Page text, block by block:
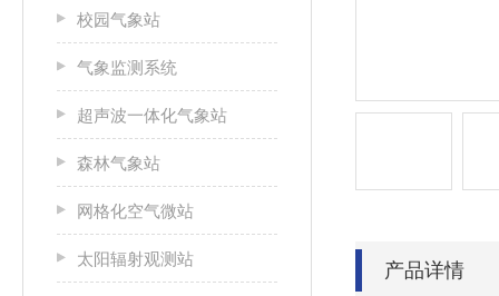
校园气象站
气象监测系统
超声波一体化气象站
森林气象站
网格化空气微站
太阳辐射观测站
产品详情